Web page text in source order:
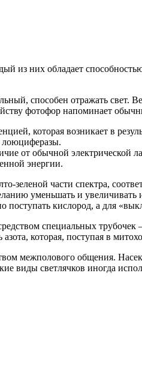
из них обладает
способен отражать свет.
фотофор напоминает
которая возникает в
от обычной электрической
энергии.
зеленой части спектра,
уменьшать и увеличивать
кислород, а для
специальных
которая, поступая в
межполового общения.
виды светлячков иногда